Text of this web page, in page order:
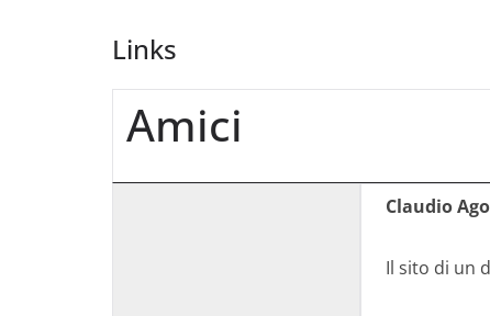
Links
Amici
Claudio
Il sito di un